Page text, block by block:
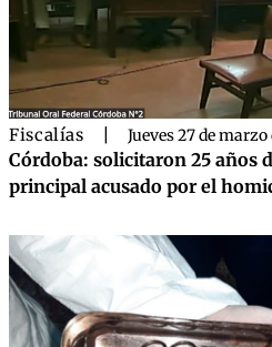
Fiscalías Jueves 27 de marzo
Córdoba: solicitaron 25 años
principal acusado por el